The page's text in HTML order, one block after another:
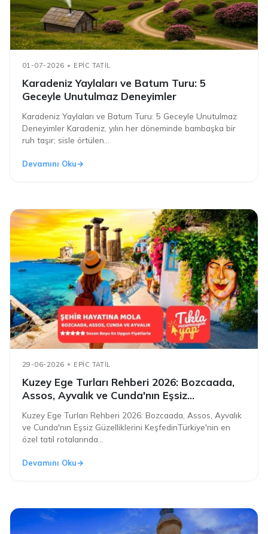
01-07-2026 EPIC TATIL
Karadeniz Yaylaları ve Batum Turu: 5
Geceyle Unutulmaz Deneyimler
Karadeniz Yaylaları ve Batum Turu: 5 Geceyle Unutulmaz
Deneyimler Karadeniz, yılın her döneminde bambaşka bir
ruh taşır; sisle örtülen...
Devamını Oku
29-06-2026 EPIC TATIL
Kuzey Ege Turları Rehberi 2026: Bozcaada,
Assos, Ayvalık ve Cunda'nın Eşsiz
Kuzey Ege Turları Rehberi 2026: Bozcaada, Assos, Ayvalık
ve Cunda'nın Eşsiz Güzelliklerini KeşfedinTürkiye'nin en
özel tatil rotalarında...
Devamını Oku